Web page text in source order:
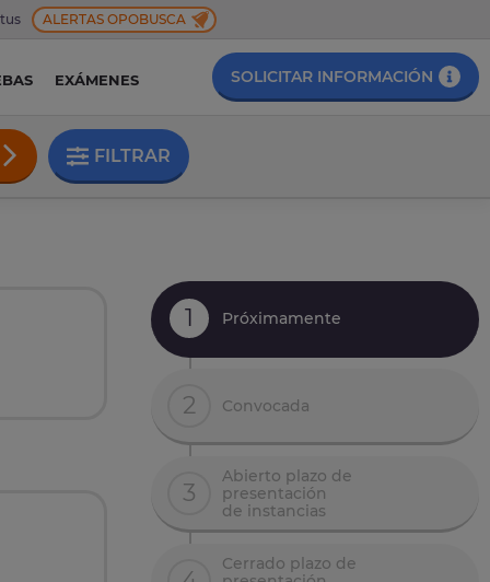
ALERTAS OPOBUSCA
EXÁMENES SOLICITAR INFORMACIÓN
FILTRAR
1 Próximamente
2 Convocada
3
Abierto plazo de
presentación
de instancias
Cerrado plazo de